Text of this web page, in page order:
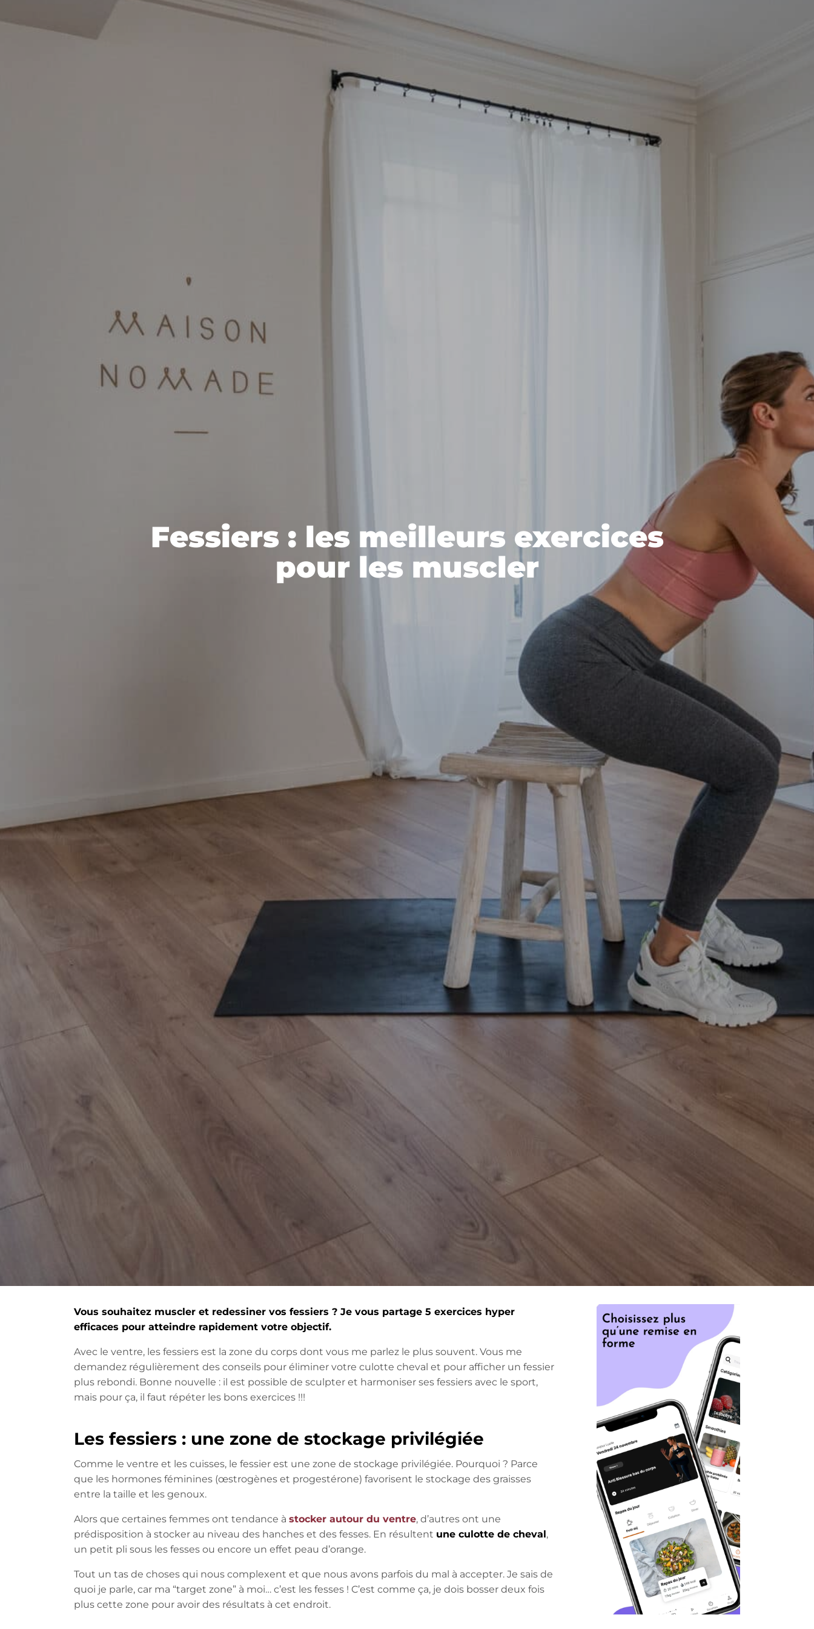
Fessiers : les meilleurs exercices
pour les muscler
Vous souhaitez muscler et redessiner vos fessiers ? Je vous partage 5 exercices hyper
efficaces pour atteindre rapidement votre objectif.
Avec le ventre, les fessiers est la zone du corps dont vous me parlez le plus souvent. Vous me
demandez régulièrement des conseils pour éliminer votre culotte cheval et pour afficher un fessier
plus rebondi. Bonne nouvelle : il est possible de sculpter et harmoniser ses fessiers avec le sport,
mais pour ça, il faut répéter les bons exercices !!!
Les fessiers : une zone de stockage privilégiée
Comme le ventre et les cuisses, le fessier est une zone de stockage privilégiée. Pourquoi ? Parce
que les hormones féminines (œstrogènes et progestérone) favorisent le stockage des graisses
entre la taille et les genoux.
Alors que certaines femmes ont tendance à stocker autour du ventre, d’autres ont une
prédisposition à stocker au niveau des hanches et des fesses. En résultent une culotte de cheval,
un petit pli sous les fesses ou encore un effet peau d’orange.
Tout un tas de choses qui nous complexent et que nous avons parfois du mal à accepter. Je sais de
quoi je parle, car ma “target zone” à moi… c’est les fesses ! C’est comme ça, je dois bosser deux fois
plus cette zone pour avoir des résultats à cet endroit.